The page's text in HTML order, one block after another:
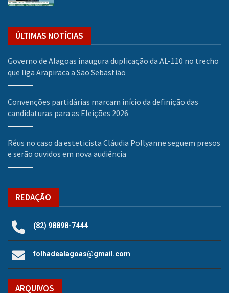
ÚLTIMAS NOTÍCIAS
Governo de Alagoas inaugura duplicação da AL-110 no trecho
que liga Arapiraca a São Sebastião
Convenções partidárias marcam início da definição das
candidaturas para as Eleições 2026
Réus no caso da esteticista Cláudia Pollyanne seguem presos
e serão ouvidos em nova audiência
REDAÇÃO
(82) 98898-7444
folhadealagoas@gmail.com
ARQUIVOS